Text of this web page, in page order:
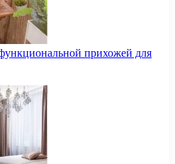
прихожей для